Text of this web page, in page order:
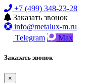
+7 (499) 348-23-28
Заказать звонок
info@metalux-m.ru
Telegram
Max
Заказать звонок
×